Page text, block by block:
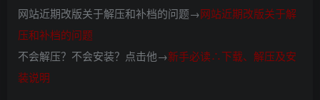
网站近期改版关于解压和补档的问题→网站近期改版关于解
压和补档的问题
不会解压？不会安装？点击他→新手必读∴下载、解压及安
装说明